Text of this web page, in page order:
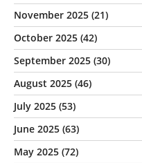
November 2025 (21)
October 2025 (42)
September 2025 (30)
August 2025 (46)
July 2025 (53)
June 2025 (63)
May 2025 (72)